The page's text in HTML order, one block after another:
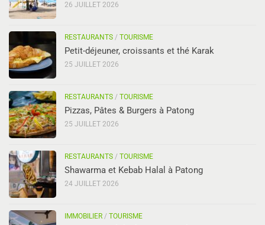
26 JUILLET 2026
RESTAURANTS / TOURISME
Petit-déjeuner, croissants et thé Karak
25 JUILLET 2026
RESTAURANTS / TOURISME
Pizzas, Pâtes & Burgers à Patong
25 JUILLET 2026
RESTAURANTS / TOURISME
Shawarma et Kebab Halal à Patong
24 JUILLET 2026
IMMOBILIER / TOURISME